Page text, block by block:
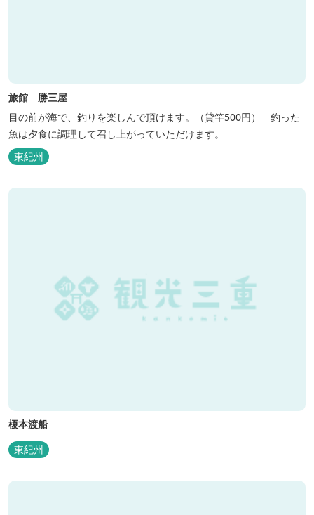
旅館 勝三屋
目の前が海で、釣りを楽しんで頂けます。（貸竿500円） 釣った
魚は夕食に調理して召し上がっていただけます。
東紀州
榎本渡船
東紀州